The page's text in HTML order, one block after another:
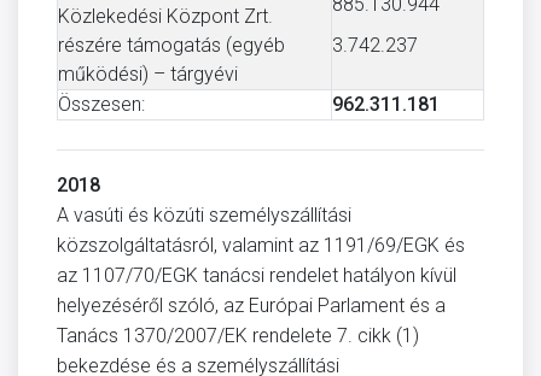
Közlekedési Központ Zrt.
részére támogatás (egyéb
működési) – tárgyévi
3.742.237
Összesen: 962.311.181
2018
A vasúti és közúti személyszállítási
közszolgáltatásról, valamint az 1191/69/EGK és
az 1107/70/EGK tanácsi rendelet hatályon kívül
helyezéséről szóló, az Európai Parlament és a
Tanács 1370/2007/EK rendelete 7. cikk (1)
bekezdése és a személyszállítási